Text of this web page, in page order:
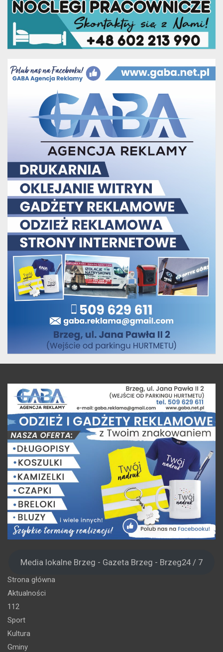
Media lokalne Brzeg - Gazeta Brzeg - Brzeg24 / 7
Strona główna
Aktualności
112
Sport
Kultura
Gminy